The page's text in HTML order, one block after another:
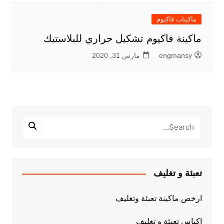
ماكينات فاكيوم
ماكينة فاكيوم تشكيل حراري للبلاستيك
engmansy مارس 31, 2020
تعبئة و تغليف
ارخص ماكينة تعبئة وتغليف
اكياس تعبئة و تغليف